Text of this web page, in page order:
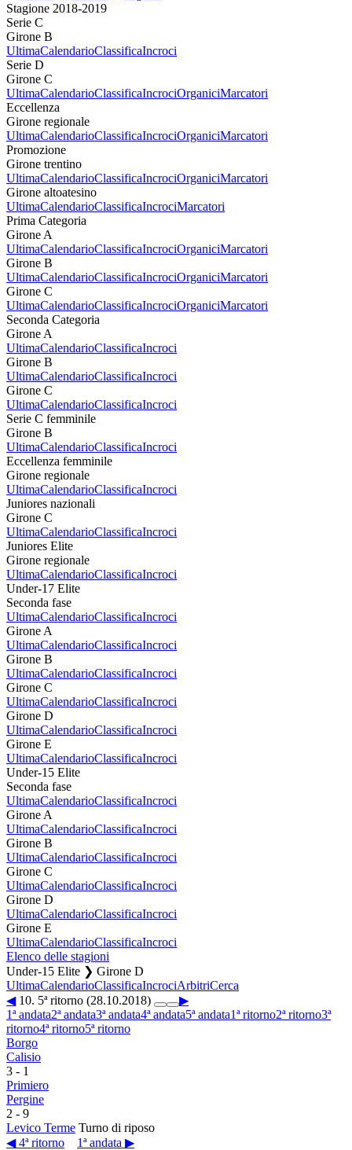
Stagione 2018-2019
Serie C
Girone B
UltimaCalendarioClassificaIncroci
Serie D
Girone C
UltimaCalendarioClassificaIncrociOrganiciMarcatori
Eccellenza
Girone regionale
UltimaCalendarioClassificaIncrociOrganiciMarcatori
Promozione
Girone trentino
UltimaCalendarioClassificaIncrociOrganiciMarcatori
Girone altoatesino
UltimaCalendarioClassificaIncrociMarcatori
Prima Categoria
Girone A
UltimaCalendarioClassificaIncrociOrganiciMarcatori
Girone B
UltimaCalendarioClassificaIncrociOrganiciMarcatori
Girone C
UltimaCalendarioClassificaIncrociOrganiciMarcatori
Seconda Categoria
Girone A
UltimaCalendarioClassificaIncroci
Girone B
UltimaCalendarioClassificaIncroci
Girone C
UltimaCalendarioClassificaIncroci
Serie C femminile
Girone B
UltimaCalendarioClassificaIncroci
Eccellenza femminile
Girone regionale
UltimaCalendarioClassificaIncroci
Juniores nazionali
Girone C
UltimaCalendarioClassificaIncroci
Juniores Elite
Girone regionale
UltimaCalendarioClassificaIncroci
Under-17 Elite
Seconda fase
UltimaCalendarioClassificaIncroci
Girone A
UltimaCalendarioClassificaIncroci
Girone B
UltimaCalendarioClassificaIncroci
Girone C
UltimaCalendarioClassificaIncroci
Girone D
UltimaCalendarioClassificaIncroci
Girone E
UltimaCalendarioClassificaIncroci
Under-15 Elite
Seconda fase
UltimaCalendarioClassificaIncroci
Girone A
UltimaCalendarioClassificaIncroci
Girone B
UltimaCalendarioClassificaIncroci
Girone C
UltimaCalendarioClassificaIncroci
Girone D
UltimaCalendarioClassificaIncroci
Girone E
UltimaCalendarioClassificaIncroci
Elenco delle stagioni
Under-15 Elite ❯ Girone D
UltimaCalendarioClassificaIncrociArbitriCerca
◀10. 5ª ritorno (28.10.2018)
▶
1ª andata2ª andata3ª andata4ª andata5ª andata1ª ritorno2ª ritorno3ª
ritorno4ª ritorno5ª ritorno
Borgo
Calisio
3 - 1
Primiero
Pergine
2 - 9
Levico Terme Turno di riposo
◀ 4ª ritorno
1ª andata ▶